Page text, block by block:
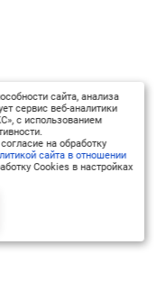
сайта, анализа
сервис веб-аналитики
с использованием
на обработку
сайта в отношении
Cookies в настройках